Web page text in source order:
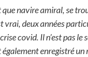
navire amiral, se
vrai, deux années
covid. Il n’est pas
enregistré un